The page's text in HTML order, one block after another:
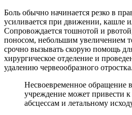
Боль обычно начинается резко в
усиливается при движении, кашле
Сопровождается тошнотой и
поносом, небольшим увеличением
срочно вызывать скорую помощь
хирургическое отделение и
удалению червеообразного отростка.
Несвоевременное обращение
учреждение может привести к
абсцессам и летальному